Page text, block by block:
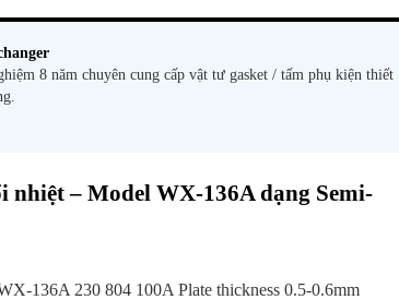
8 năm chuyên cung cấp vật tư gasket / tấm phụ kiện thiết
– Model WX-136A dạng Semi-
136A 230 804 100A Plate thickness 0.5-0.6mm